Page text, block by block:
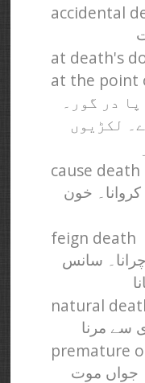
accidental
at death's
at the point
در گور۔
لکڑیوں
cause death
کروانا۔ خون
feign death
سانس
natural
سے مرنا
premature
جواں موت